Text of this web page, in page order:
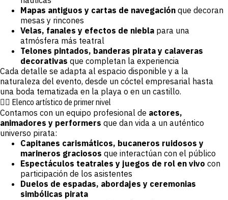
Mapas antiguos y cartas de navegación que decoran
mesas y rincones
Velas, fanales y efectos de niebla para una
atmósfera más teatral
Telones pintados, banderas pirata y calaveras
decorativas que completan la experiencia
Cada detalle se adapta al espacio disponible y a la
naturaleza del evento, desde un cóctel empresarial hasta
una boda tematizada en la playa o en un castillo.
🏴‍☠️ Elenco artístico de primer nivel
Contamos con un equipo profesional de actores,
animadores y performers que dan vida a un auténtico
universo pirata:
Capitanes carismáticos, bucaneros ruidosos y
marineros graciosos que interactúan con el público
Espectáculos teatrales y juegos de rol en vivo con
participación de los asistentes
Duelos de espadas, abordajes y ceremonias
simbólicas pirata